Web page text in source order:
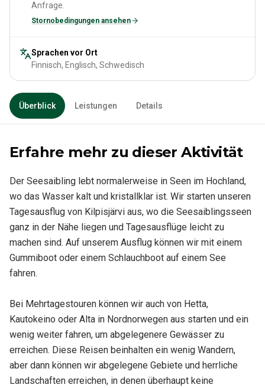
Anfrage.
Stornobedingungen ansehen
Sprachen vor Ort
Finnisch, Englisch, Schwedisch
Überblick Leistungen Details
Erfahre mehr zu dieser Aktivität
Der Seesaibling lebt normalerweise in Seen im Hochland,
wo das Wasser kalt und kristallklar ist. Wir starten unseren
Tagesausflug von Kilpisjärvi aus, wo die Seesaiblingsseen
ganz in der Nähe liegen und Tagesausflüge leicht zu
machen sind. Auf unserem Ausflug können wir mit einem
Gummiboot oder einem Schlauchboot auf einem See
fahren.
Bei Mehrtagestouren können wir auch von Hetta,
Kautokeino oder Alta in Nordnorwegen aus starten und ein
wenig weiter fahren, um abgelegenere Gewässer zu
erreichen. Diese Reisen beinhalten ein wenig Wandern,
aber dann können wir abgelegene Gebiete und herrliche
Landschaften erreichen, in denen überhaupt keine